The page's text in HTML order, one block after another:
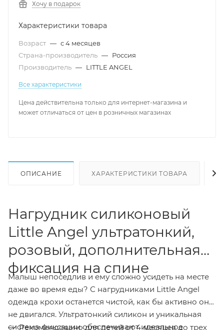
Хочу в подарок
Характеристики товара
Возраст — с 4 месяцев
Страна-производитель — Россия
Производитель — LITTLE ANGEL
Все характеристики
Цена действительна только для интернет-магазина и
может отличаться от цен в розничных магазинах
ОПИСАНИЕ ХАРАКТЕРИСТИКИ ТОВАРА
Нагрудник силиконовый
Little Angel ультратонкий,
розовый, дополнительная
фиксация на спине
Малыш непоседлив и ему сложно усидеть на месте
даже во время еды? С нагрудниками Little Angel
одежда крохи останется чистой, как бы активно он
не двигался. Ультратонкий силикон и уникальная
система фиксации обеспечивают идеальное
Рекомендовано для детей от 4 месяцев до трех